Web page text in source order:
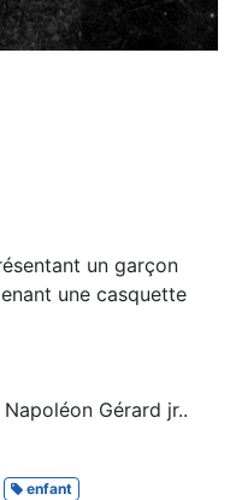
un garçon
une casquette
Gérard jr..
enfant